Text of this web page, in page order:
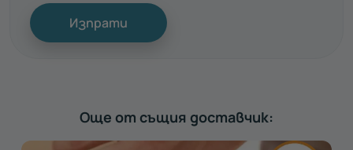
Изпрати
Още от същия доставчик: